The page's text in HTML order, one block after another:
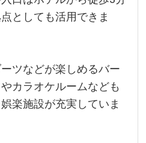
としても活用できま
ツなどが楽しめるバー
カラオケルームなども
楽施設が充実していま